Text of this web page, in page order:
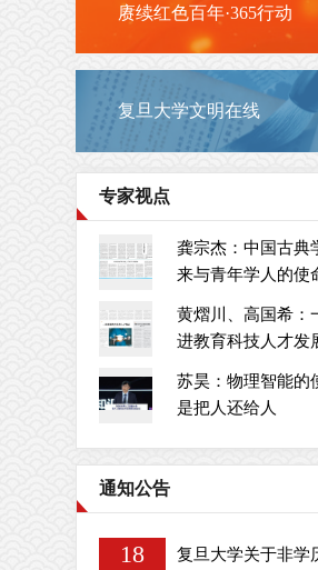
赓续红色百年·365行动
复旦大学文明在线
专家视点
龚宗杰：中国古典
来与青年学人的使
黄熠川、高国希：
进教育科技人才发
苏昊：物理智能的
是把人还给人
通知公告
18
复旦大学关于非学